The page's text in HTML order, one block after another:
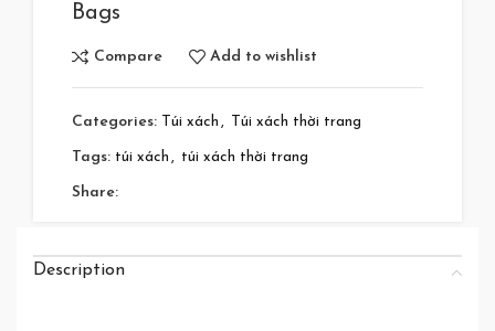
Bags
Compare Add to wishlist
Categories: Túi xách , Túi xách thời trang
Tags: túi xách , túi xách thời trang
Share:
Description